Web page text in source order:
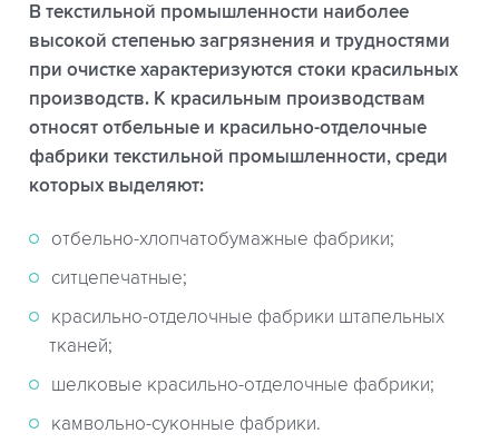
В текстильной промышленности наиболее
высокой степенью загрязнения и трудностями
при очистке характеризуются стоки красильных
производств. К красильным производствам
относят отбельные и красильно-отделочные
фабрики текстильной промышленности, среди
которых выделяют:
отбельно-хлопчатобумажные фабрики;
ситцепечатные;
красильно-отделочные фабрики штапельных
тканей;
шелковые красильно-отделочные фабрики;
камвольно-суконные фабрики.